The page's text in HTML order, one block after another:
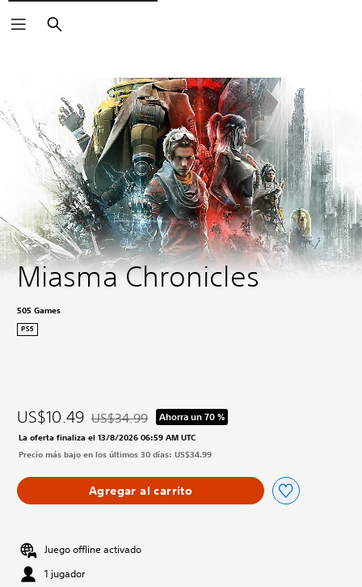
Buscar
Miasma Chronicles
505 Games
PS5
US$10.49 Rebajado del precio original de US$34.99
US$34.99 Ahorra un 70 %
La oferta finaliza el 13/8/2026 06:59 AM UTC
Precio más bajo en los últimos 30 días: US$34.99
Agregar al carrito
Juego offline activado
1 jugador